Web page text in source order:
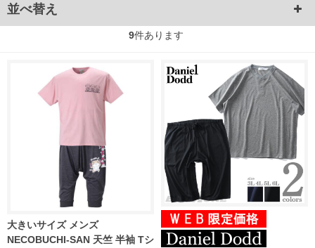
並べ替え
9件あります
大きいサイズ メンズ
NECOBUCHI-SAN 天竺 半袖 Tシ